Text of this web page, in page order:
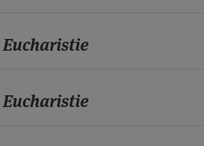
Eucharistie
Eucharistie